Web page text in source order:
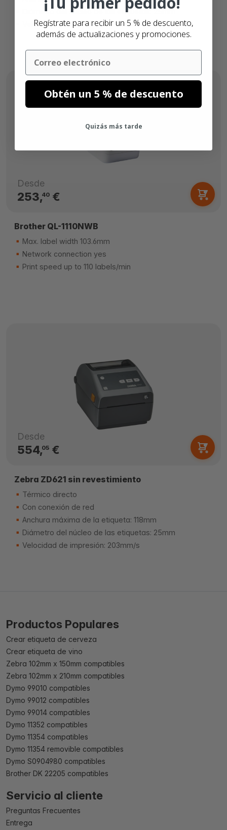
Diámetro del núcleo de las etiquetas: 25mm
Velocidad de impresión: 178mm/s
Desde
253,40€
Brother QL-1110NWB
Max. label width 103.6mm
Network connection yes
Print speed up to 110 labels/min
Desde
554,05€
Zebra ZD621 sin revestimiento
Térmico directo
Con conexión de red
Anchura máxima de la etiqueta: 118mm
Diámetro del núcleo de las etiquetas: 25mm
Velocidad de impresión: 203mm/s
Productos Populares
Crear etiqueta de cerveza
Crear etiqueta de vino
Zebra 102mm x 150mm compatibles
Zebra 102mm x 210mm compatibles
Dymo 99010 compatibles
Dymo 99012 compatibles
Dymo 99014 compatibles
Dymo 11352 compatibles
Dymo 11354 compatibles
Dymo 11354 removible compatibles
Dymo S0904980 compatibles
Brother DK 22205 compatibles
Servicio al cliente
Preguntas Frecuentes
Entrega
Regístrate para recibir un 5 % de descuento,
además de actualizaciones y promociones.
Email
Obtén un 5 % de descuento
Quizás más tarde